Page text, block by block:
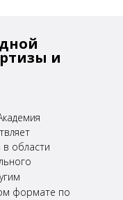
и
в области
формате по